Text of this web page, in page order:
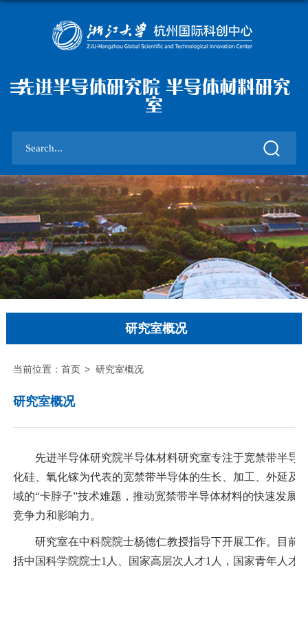
先进半导体研究院 半导体材料研究
室
研究室概况
当前位置： 首页 > 研究室概况
研究室概况
先进半导体研究院半导体材料研究室专注于宽禁带半导
化硅、氧化镓为代表的宽禁带半导体的生长、加工、外延及
域的“卡脖子”技术难题，推动宽禁带半导体材料的快速发展
竞争力和影响力。
研究室在中科院院士杨德仁教授指导下开展工作。目前
括中国科学院院士1人、国家高层次人才1人，国家青年人才